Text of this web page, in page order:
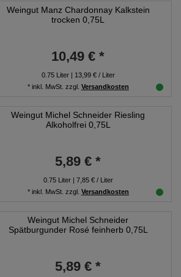
Weingut Manz Chardonnay Kalkstein
trocken 0,75L
10,49 € *
0.75Liter| 13,99 € / Liter
* inkl. MwSt. zzgl. Versandkosten
Weingut Michel Schneider Riesling
Alkoholfrei 0,75L
5,89 € *
0.75Liter| 7,85 € / Liter
* inkl. MwSt. zzgl. Versandkosten
Weingut Michel Schneider
Spätburgunder Rosé feinherb 0,75L
5,89 € *